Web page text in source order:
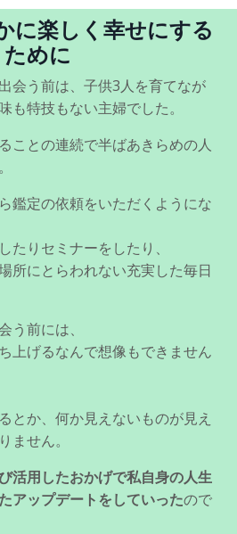
に楽しく幸せにする
ために
会う前は、子供3人を育てなが
も特技もない主婦でした。
ことの連続で半ばあきらめの人
鑑定の依頼をいただくようにな
たりセミナーをしたり、
所にとらわれない充実した毎日
う前には、
上げるなんで想像もできません
とか、何か見えないものが見え
ません。
活用したおかげで私自身の人生
アップデートをしていったので